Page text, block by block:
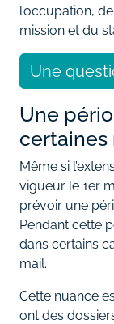
l’occupation,
mission et du
Une
Une
certaines
Même si
vigueur le 1er
prévoir une
Pendant cette
dans certains
mail.
Cette nuance
ont des